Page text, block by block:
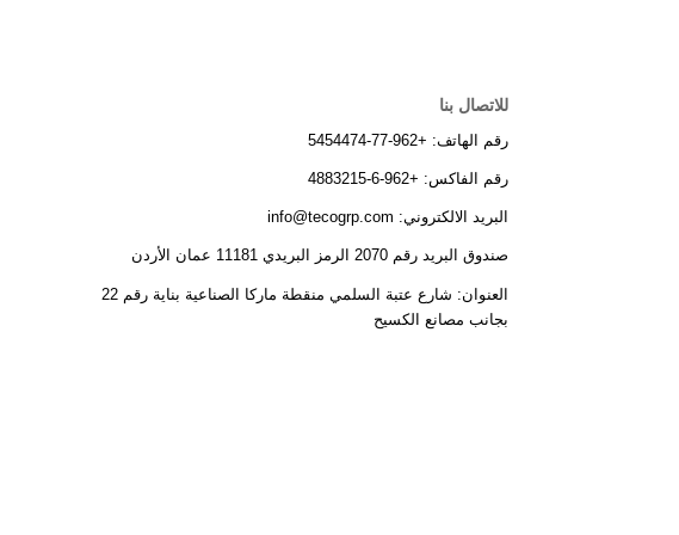
للاتصال بنا
رقم الهاتف: +962-77-5454474
رقم الفاكس: +962-6-4883215
البريد الالكتروني: info@tecogrp.com
صندوق البريد رقم 2070 الرمز البريدي 11181 عمان الأردن
العنوان: شارع عتبة السلمي منقطة ماركا الصناعية بناية رقم 22
بجانب مصانع الكسيح